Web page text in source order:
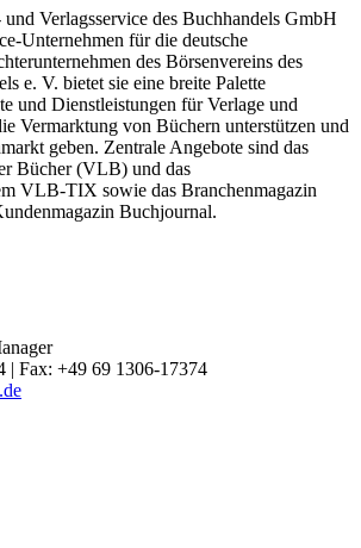
Verlagsservice des Buchhandels GmbH
Unternehmen für die deutsche
des Börsenvereins des
e. V. bietet sie eine breite Palette
und Dienstleistungen für Verlage und
Vermarktung von Büchern unterstützen und
geben. Zentrale Angebote sind das
Bücher (VLB) und das
VLB-TIX sowie das Branchenmagazin
Buchjournal.
| Fax: +49 69 1306-17374